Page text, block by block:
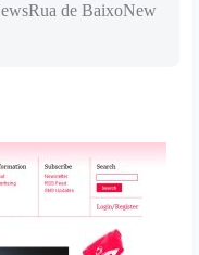
de BaixoNew